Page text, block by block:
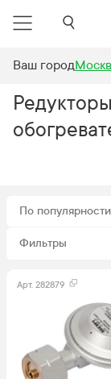
Ваш город
Аксессуары для
По популярности
Фильтры
Арт. 282879